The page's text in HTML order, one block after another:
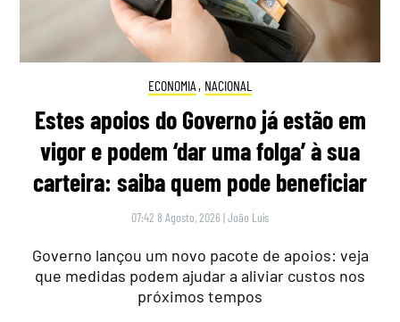
ECONOMIA , NACIONAL
Estes apoios do Governo já estão em
vigor e podem ‘dar uma folga’ à sua
carteira: saiba quem pode beneficiar
07:42 8 Agosto, 2026 |João Luís
Governo lançou um novo pacote de apoios: veja
que medidas podem ajudar a aliviar custos nos
próximos tempos